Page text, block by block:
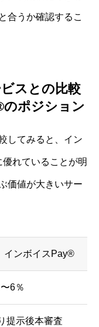
合うか確認するこ
スとの比較
ポジション
してみると、イン
れていることが明
価値が大きいサー
インボイスPay®
6％
提示後本審査